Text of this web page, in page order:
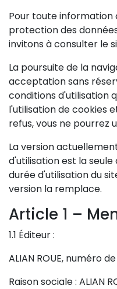
Pour toute
protection des
invitons à consulter le
La poursuite de la
acceptation sans
conditions d'utilisation
l'utilisation de cookies
refus, vous ne pourrez
La version
d'utilisation est la
durée d'utilisation du
version la remplace.
Article 1 –
1.1 Éditeur :
ALIAN ROUE, numéro
Raison sociale : ALIAN